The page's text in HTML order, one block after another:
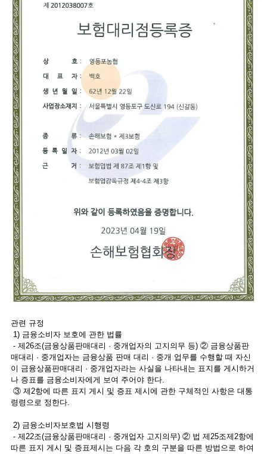
관련 규정
1) 금융소비자 보호에 관한 법률
- 제26조(금융상품판매대리 · 중개업자의 고지의무 등) ② 금융상품판
매대리 · 중개업자는 금융상품 판매 대리 · 중개 업무를 수행할 때 자신
이 금융상품판매대리 · 중개업자라는 사실을 나타내는 표지를 게시하거
나 증표를 금융소비자에게 보여 주어야 한다.
③ 제2항에 따른 표지 게시 및 증표 제시에 관한 구체적인 사항은 대통
령령으로 정한다.
2) 금융소비자보호법 시행령
- 제22조(금융상품판매대리 · 중개업자 고지의무) ② 법 제25조제2항에
따른 표지 게시 및 증표제시는 다음 각 호의 구분을 따른 방법으로 하여